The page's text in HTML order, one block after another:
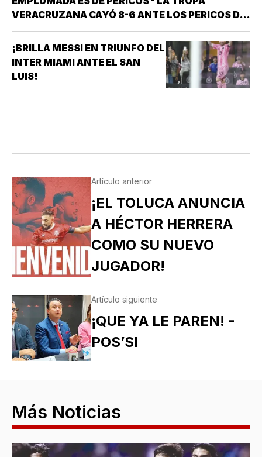
VERACRUZANA CAYÓ 8-6 ANTE LOS PERICOS DE
PUEBLA EN EL SEGUNDO JUEGO DE LA ÚLTIMA
SERIE DE LA TEMPORADA REGULAR EN EL
ESTADIO HERMANOS SERDÁN, CON LO QUE LOS
POBLANOS…
¡BRILLA MESSI EN TRIUNFO DEL
INTER MIAMI ANTE EL SAN
LUIS!
Artículo anterior
¡EL TOLUCA ANUNCIA
A HÉCTOR HERRERA
COMO SU NUEVO
JUGADOR!
Artículo siguiente
¡QUE YA LE PAREN! -
POS’SI
Más Noticias